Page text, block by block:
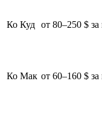
Ко Куд от 80–250 $ за
Ко Мак от 60–160 $ за